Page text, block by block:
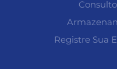
Registre Sua